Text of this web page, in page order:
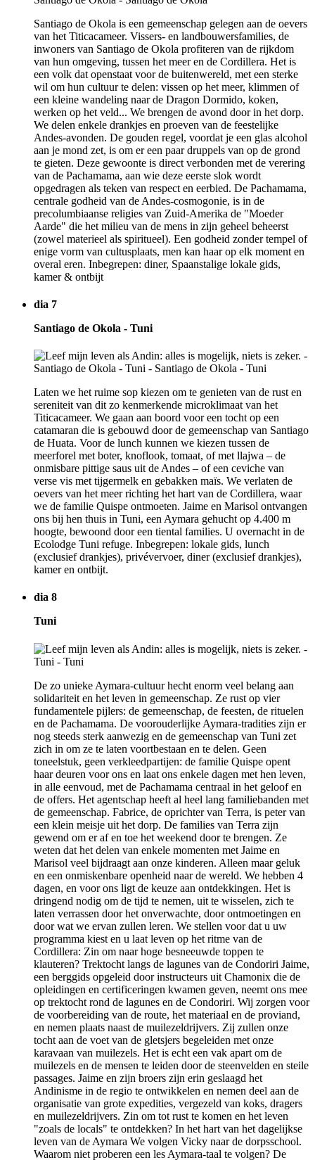
Santiago de Okola is een gemeenschap gelegen aan de oevers
van het Titicacameer. Vissers- en landbouwersfamilies, de
inwoners van Santiago de Okola profiteren van de rijkdom
van hun omgeving, tussen het meer en de Cordillera. Het is
een volk dat openstaat voor de buitenwereld, met een sterke
wil om hun cultuur te delen: vissen op het meer, klimmen of
een kleine wandeling naar de Dragon Dormido, koken,
werken op het veld... We brengen de avond door in het dorp.
We delen enkele drankjes en proeven van de feestelijke
Andes-avonden. De gouden regel, voordat je een glas alcohol
aan je mond zet, is om er een paar druppels van op de grond
te gieten. Deze gewoonte is direct verbonden met de verering
van de Pachamama, aan wie deze eerste slok wordt
opgedragen als teken van respect en eerbied. De Pachamama,
centrale godheid van de Andes-cosmogonie, is in de
precolumbiaanse religies van Zuid-Amerika de "Moeder
Aarde" die het milieu van de mens in zijn geheel beheerst
(zowel materieel als spiritueel). Een godheid zonder tempel of
enige vorm van cultusplaats, men kan haar op elk moment en
overal eren. Inbegrepen: diner, Spaanstalige lokale gids,
kamer & ontbijt
dia 7
Santiago de Okola - Tuni
Laten we het ruime sop kiezen om te genieten van de rust en
sereniteit van dit zo kenmerkende microklimaat van het
Titicacameer. We gaan aan boord voor een tocht op een
catamaran die is gebouwd door de gemeenschap van Santiago
de Huata. Voor de lunch kunnen we kiezen tussen de
meerforel met boter, knoflook, tomaat, of met llajwa – de
onmisbare pittige saus uit de Andes – of een ceviche van
verse vis met tijgermelk en gebakken maïs. We verlaten de
oevers van het meer richting het hart van de Cordillera, waar
we de familie Quispe ontmoeten. Jaime en Marisol ontvangen
ons bij hen thuis in Tuni, een Aymara gehucht op 4.400 m
hoogte, bewoond door een tiental families. U overnacht in de
Ecolodge Tuni refuge. Inbegrepen: lokale gids, lunch
(exclusief drankjes), privévervoer, diner (exclusief drankjes),
kamer en ontbijt.
dia 8
Tuni
De zo unieke Aymara-cultuur hecht enorm veel belang aan
solidariteit en het leven in gemeenschap. Ze rust op vier
fundamentele pijlers: de gemeenschap, de feesten, de rituelen
en de Pachamama. De voorouderlijke Aymara-tradities zijn er
nog steeds sterk aanwezig en de gemeenschap van Tuni zet
zich in om ze te laten voortbestaan en te delen. Geen
toneelstuk, geen verkleedpartijen: de familie Quispe opent
haar deuren voor ons en laat ons enkele dagen met hen leven,
in alle eenvoud, met de Pachamama centraal in het geloof en
de offers. Het agentschap heeft al heel lang familiebanden met
de gemeenschap. Fabrice, de oprichter van Terra, is peter van
een klein meisje uit het dorp. De families van Terra zijn
gewend om er af en toe het weekend door te brengen. Ze
weten dat het delen van enkele momenten met Jaime en
Marisol veel bijdraagt aan onze kinderen. Alleen maar geluk
en een onmiskenbare openheid naar de wereld. We hebben 4
dagen, en voor ons ligt de keuze aan ontdekkingen. Het is
dringend nodig om de tijd te nemen, uit te wisselen, zich te
laten verrassen door het onverwachte, door ontmoetingen en
door wat we ervan zullen leren. We stellen voor dat u uw
programma kiest en u laat leven op het ritme van de
Cordillera: Zin om naar hoge besneeuwde toppen te
klauteren? Trektocht langs de lagunes van de Condoriri Jaime,
een berggids opgeleid door instructeurs uit Chamonix die de
opleidingen en certificeringen kwamen geven, neemt ons mee
op trektocht rond de lagunes en de Condoriri. Wij zorgen voor
de voorbereiding van de route, het materiaal en de proviand,
en nemen plaats naast de muilezeldrijvers. Zij zullen onze
tocht aan de voet van de gletsjers begeleiden met onze
karavaan van muilezels. Het is echt een vak apart om de
muilezels en de mensen te leiden door de steenvelden en steile
passages. Jaime en zijn broers zijn erin geslaagd het
Andinisme in de regio te ontwikkelen en nemen deel aan de
organisatie van grote expedities, vergezeld van koks, dragers
en muilezeldrijvers. Zin om tot rust te komen en het leven
"zoals de locals" te ontdekken? In het hart van het dagelijkse
leven van de Aymara We volgen Vicky naar de dorpsschool.
Waarom niet proberen een les Aymara-taal te volgen? De